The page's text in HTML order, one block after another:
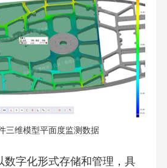
三维模型平面度监测数据
数字化形式存储和管理，具